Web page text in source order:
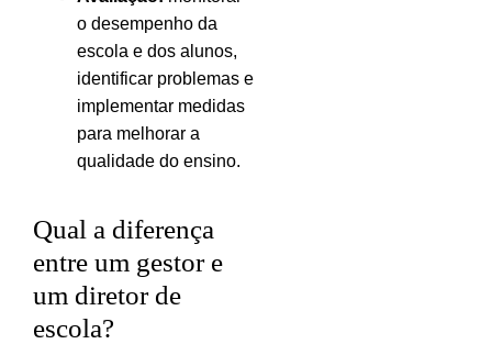
o desempenho da
escola e dos alunos,
identificar problemas e
implementar medidas
para melhorar a
qualidade do ensino.
Qual a diferença
entre um gestor e
um diretor de
escola?